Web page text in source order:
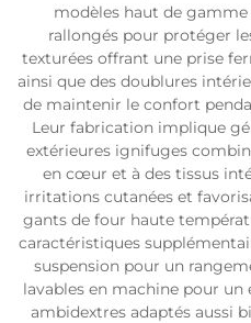
modèles haut de
rallongés pour protéger
texturées offrant une prise
ainsi que des doublures
de maintenir le confort
Leur fabrication implique
extérieures ignifuges
en cœur et à des tissus
irritations cutanées et
gants de four haute
caractéristiques
suspension pour un
lavables en machine pour un
ambidextres adaptés aussi